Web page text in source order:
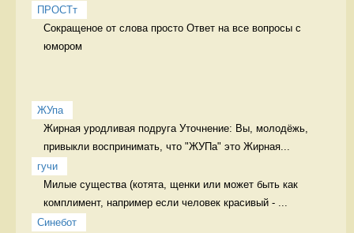
ПРОСТт
Сокращеное от слова просто Ответ на все вопросы с
юмором
ЖУпа
Жирная уродливая подруга Уточнение: Вы, молодёжь,
привыкли воспринимать, что "ЖУПа" это Жирная...
гучи
Милые существа (котята, щенки или может быть как
комплимент, например если человек красивый - ...
Синебот